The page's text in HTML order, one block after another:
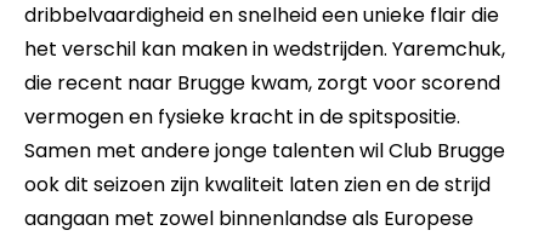
dribbelvaardigheid en snelheid een unieke flair die
het verschil kan maken in wedstrijden. Yaremchuk,
die recent naar Brugge kwam, zorgt voor scorend
vermogen en fysieke kracht in de spitspositie.
Samen met andere jonge talenten wil Club Brugge
ook dit seizoen zijn kwaliteit laten zien en de strijd
aangaan met zowel binnenlandse als Europese